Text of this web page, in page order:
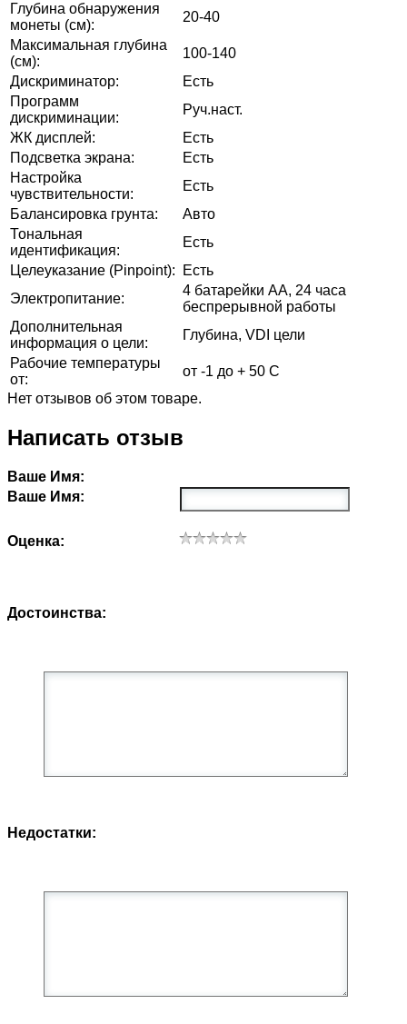
Глубина обнаружения
монеты (см):
20-40
Максимальная глубина
(см):
100-140
Дискриминатор:
Есть
Программ
дискриминации:
Руч.наст.
ЖК дисплей:
Есть
Подсветка экрана:
Есть
Настройка
чувствительности:
Есть
Балансировка грунта:
Авто
Тональная
идентификация:
Есть
Целеуказание (Pinpoint):
Есть
Электропитание:
4 батарейки АА, 24 часа
беспрерывной работы
Дополнительная
информация о цели:
Глубина, VDI цели
Рабочие температуры
от:
от -1 до + 50 С
Нет отзывов об этом товаре.
Написать отзыв
Ваше Имя:
Ваше Имя:
Оценка:
Достоинства:
Недостатки: